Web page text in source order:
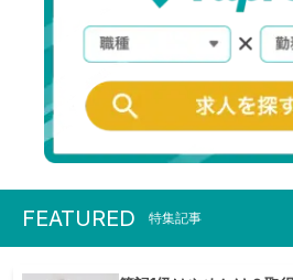
FEATURED 特集記事